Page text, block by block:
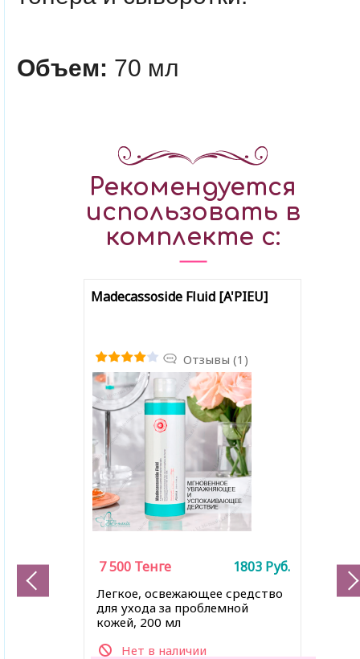
Объем: 70 мл
Рекомендуется
использовать в
комплекте с:
Madecassoside Fluid [A'PIEU]
Отзывы (1)
Легкое, освежающее средство
для ухода за проблемной
кожей, 200 мл
Нет в наличии
7 500 Тенге 1803 Руб.